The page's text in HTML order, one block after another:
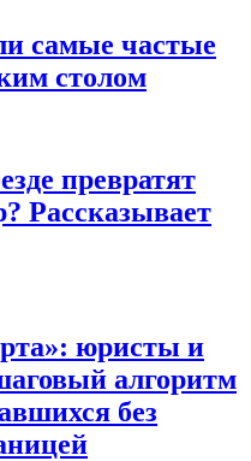
самые частые
столом
превратят
Рассказывает
юристы и
алгоритм
без